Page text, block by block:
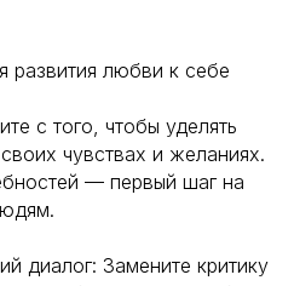
развития любви к себе
с того, чтобы уделять
чувствах и желаниях.
— первый шаг на
диалог: Замените критику